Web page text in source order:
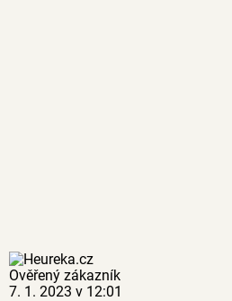
Ověřený zákazník
7. 1. 2023 v 12:01